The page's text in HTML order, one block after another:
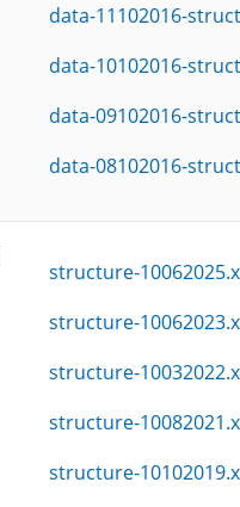
data-11102016-
data-10102016-
data-09102016-
data-08102016-
structure-
structure-
structure-
structure-
structure-